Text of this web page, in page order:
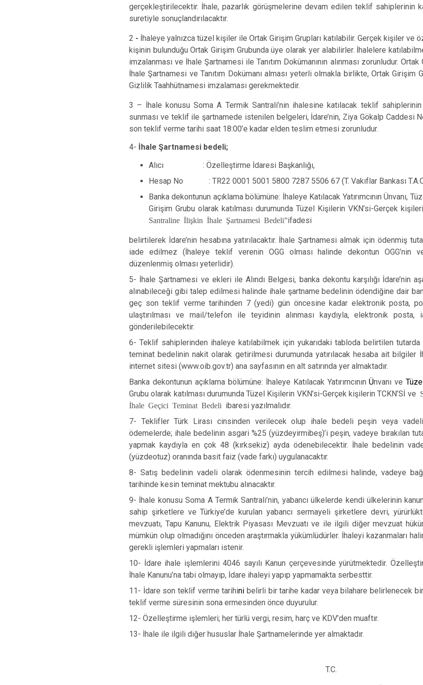
gerçekleştirilecektir. İhale, pazarlık görüşmelerine devam edilen teklif sahiplerinin
suretiyle sonuçlandırılacaktır.
2 - İhaleye yalnızca tüzel kişiler ile Ortak Girişim Grupları katılabilir. Gerçek kişiler ve
kişinin bulunduğu Ortak Girişim Grubunda üye olarak yer alabilirler. İhalelere
imzalanması ve İhale Şartnamesi ile Tanıtım Dokümanının alınması zorunludur.
İhale Şartnamesi ve Tanıtım Dokümanı alması yeterli olmakla birlikte, Ortak Girişim
Gizlilik Taahhütnamesi imzalaması gerekmektedir.
3 – İhale konusu Soma A Termik Santrali’nin ihalesine katılacak teklif
sunması ve teklif ile şartnamede istenilen belgeleri, İdare’nin, Ziya Gökalp Caddesi
son teklif verme tarihi saat 18:00’e kadar elden teslim etmesi zorunludur.
4- İhale Şartnamesi bedeli;
Alıcı : Özelleştirme İdaresi Başkanlığı,
Hesap No : TR22 0001 5001 5800 7287 5506 67 (T. Vakıflar Bankası
Banka dekontunun açıklama bölümüne: İhaleye Katılacak Yatırımcının Ünvanı,
Girişim Grubu olarak katılması durumunda Tüzel Kişilerin VKN’si-Gerçek
Santraline İlişkin İhale Şartnamesi Bedeli”ifadesi
belirtilerek İdare’nin hesabına yatırılacaktır. İhale Şartnamesi almak için ödenmiş
iade edilmez (İhaleye teklif verenin OGG olması halinde dekontun OGG’nin
düzenlenmiş olması yeterlidir).
5- İhale Şartnamesi ve ekleri ile Alındı Belgesi, banka dekontu karşılığı İdare’nin
alınabileceği gibi talep edilmesi halinde ihale şartname bedelinin ödendiğine dair
geç son teklif verme tarihinden 7 (yedi) gün öncesine kadar elektronik posta,
ulaştırılması ve mail/telefon ile teyidinin alınması kaydıyla, elektronik
gönderilebilecektir.
6- Teklif sahiplerinden ihaleye katılabilmek için yukarıdaki tabloda belirtilen tutarda
teminat bedelinin nakit olarak getirilmesi durumunda yatırılacak hesaba ait bilgiler
internet sitesi (www.oib.gov.tr) ana sayfasının en alt satırında yer almaktadır.
Banka dekontunun açıklama bölümüne: İhaleye Katılacak YatırımcınınÜnvanı ve
Grubu olarak katılması durumunda Tüzel Kişilerin VKN’si-Gerçek kişilerin TCKN’Sİ ve
İhale Geçici Teminat Bedeli ibaresi yazılmalıdır.
7- Teklifler Türk Lirası cinsinden verilecek olup ihale bedeli peşin veya
ödemelerde; ihale bedelinin asgari %25 (yüzdeyirmibeş)’i peşin, vadeye bırakılan
yapmak kaydıyla en çok 48 (kırksekiz) ayda ödenebilecektir. İhale bedelinin
(yüzdeotuz) oranında basit faiz (vade farkı) uygulanacaktır.
8- Satış bedelinin vadeli olarak ödenmesinin tercih edilmesi halinde, vadeye
tarihinde kesin teminat mektubu alınacaktır.
9- İhale konusuSoma A Termik Santrali’nin, yabancı ülkelerde kendi ülkelerinin
sahip şirketlere ve Türkiye’de kurulan yabancı sermayeli şirketlere devri,
mevzuatı, Tapu Kanunu, Elektrik Piyasası Mevzuatı ve ile ilgili diğer mevzuat
mümkün olup olmadığını önceden araştırmakla yükümlüdürler. İhaleyi kazanmaları
gerekli işlemleri yapmaları istenir.
10- İdare ihale işlemlerini 4046 sayılı Kanun çerçevesinde yürütmektedir.
İhale Kanunu’na tabi olmayıp, İdare ihaleyi yapıp yapmamakta serbesttir.
11- İdare son teklif verme tarihini belirli bir tarihe kadar veya bilahare belirlenecek
teklif verme süresinin sona ermesinden önce duyurulur.
12- Özelleştirme işlemleri; her türlü vergi, resim, harç ve KDV’den muaftır.
13- İhale ile ilgili diğer hususlar İhale Şartnamelerinde yer almaktadır.
T.C.